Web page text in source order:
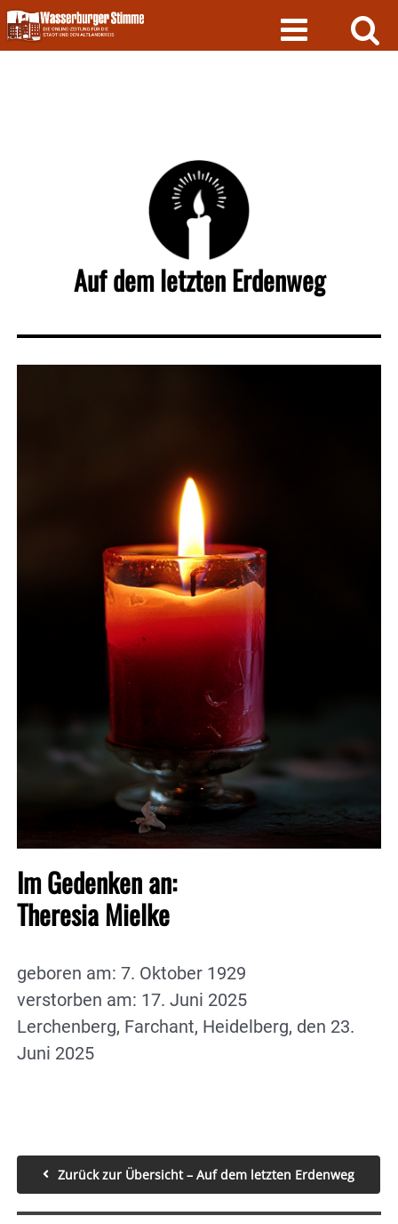
Skip
to
content
Auf dem letzten Erdenweg
Im Gedenken an:
Theresia Mielke
geboren am: 7. Oktober 1929
verstorben am: 17. Juni 2025
Lerchenberg, Farchant, Heidelberg, den 23.
Juni 2025
Zurück zur Übersicht – Auf dem letzten Erdenweg